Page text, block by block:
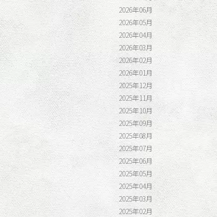
事へ
2026年06月
2026年05月
2026年04月
2026年03月
2026年02月
2026年01月
2025年12月
2025年11月
2025年10月
2025年09月
2025年08月
2025年07月
2025年06月
2025年05月
2025年04月
2025年03月
2025年02月